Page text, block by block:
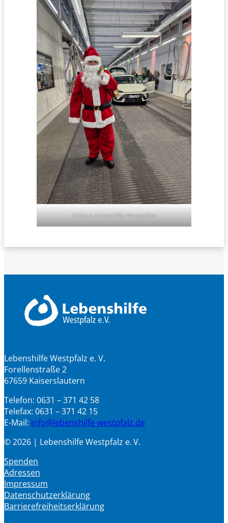
Foto: Lebenshilfe Westpfalz
Lebenshilfe Westpfalz e. V.
Forellenstraße 2
67659 Kaiserslautern
Telefon: 0631 – 371 42 58
Telefax: 0631 – 371 42 15
E-Mail: info@lebenshilfe-westpfalz.de
© 2026 | Lebenshilfe Westpfalz e. V.
Spenden
Adressen
Impressum
Datenschutzerklärung
Barrierefreiheitserklärung